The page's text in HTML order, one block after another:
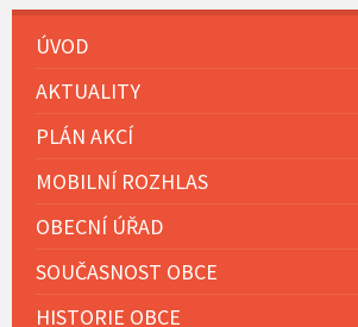
ÚVOD
AKTUALITY
PLÁN AKCÍ
MOBILNÍ ROZHLAS
OBECNÍ ÚŘAD
SOUČASNOST OBCE
HISTORIE OBCE